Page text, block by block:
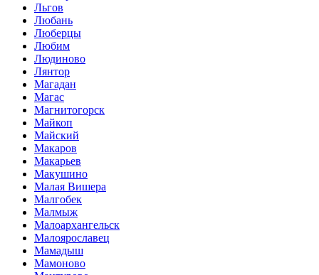
Льгов
Любань
Люберцы
Любим
Людиново
Лянтор
Магадан
Магас
Магнитогорск
Майкоп
Майский
Макаров
Макарьев
Макушино
Малая Вишера
Малгобек
Малмыж
Малоархангельск
Малоярославец
Мамадыш
Мамоново